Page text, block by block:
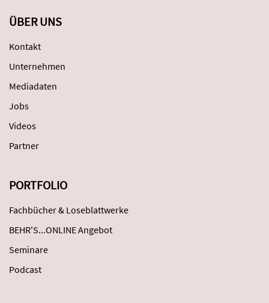
ÜBER UNS
Kontakt
Unternehmen
Mediadaten
Jobs
Videos
Partner
PORTFOLIO
Fachbücher & Loseblattwerke
BEHR'S...ONLINE Angebot
Seminare
Podcast